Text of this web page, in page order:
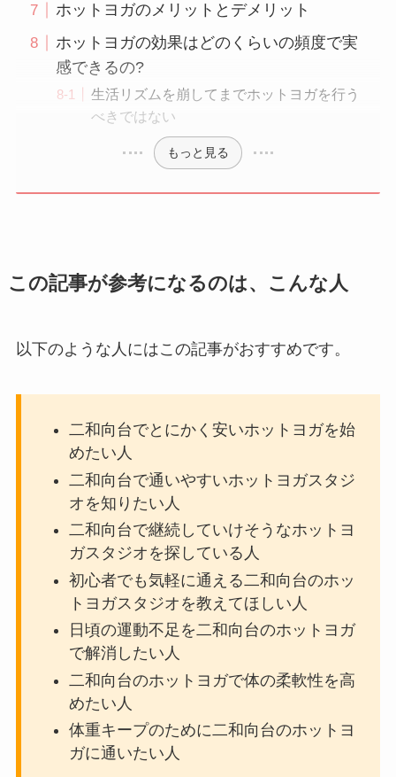
ホットヨガのメリットとデメリット
ホットヨガの効果はどのくらいの頻度で実
感できるの?
生活リズムを崩してまでホットヨガを行う
べきではない
もっと見る
この記事が参考になるのは、こんな人
以下のような人にはこの記事がおすすめです。
二和向台でとにかく安いホットヨガを始
めたい人
二和向台で通いやすいホットヨガスタジ
オを知りたい人
二和向台で継続していけそうなホットヨ
ガスタジオを探している人
初心者でも気軽に通える二和向台のホッ
トヨガスタジオを教えてほしい人
日頃の運動不足を二和向台のホットヨガ
で解消したい人
二和向台のホットヨガで体の柔軟性を高
めたい人
体重キープのために二和向台のホットヨ
ガに通いたい人